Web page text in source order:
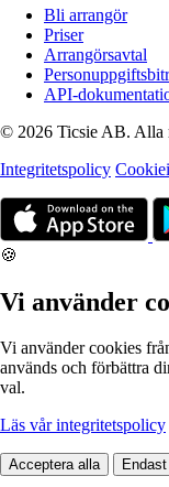
Bli arrangör
Priser
Arrangörsavtal
API-
© 2026 Ticsie AB. Alla
Integritetspolicy
🍪
Vi använder
Vi använder cookies
används och förbättra
val.
Läs vår integritetspolicy
Acceptera alla